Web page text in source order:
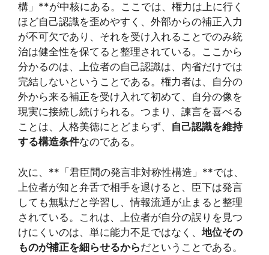
構」**が中核にある。ここでは、権力は上に行く
ほど自己認識を歪めやすく、外部からの補正入力
が不可欠であり、それを受け入れることでのみ統
治は健全性を保てると整理されている。ここから
分かるのは、上位者の自己認識は、内省だけでは
完結しないということである。権力者は、自分の
外から来る補正を受け入れて初めて、自分の像を
現実に接続し続けられる。つまり、諫言を喜べる
ことは、人格美徳にとどまらず、 自己認識を維持
する構造条件なのである。
次に、**「君臣間の発言非対称性構造」**では、
上位者が知と弁舌で相手を退けると、臣下は発言
しても無駄だと学習し、情報流通が止まると整理
されている。これは、上位者が自分の誤りを見つ
けにくいのは、単に能力不足ではなく、 地位その
ものが補正を細らせるからだということである。